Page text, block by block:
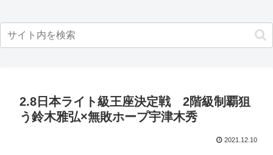
2.8日本ライト級王座決定戦 2階級制覇狙
う鈴木雅弘×無敗ホープ宇津木秀
2021.12.10